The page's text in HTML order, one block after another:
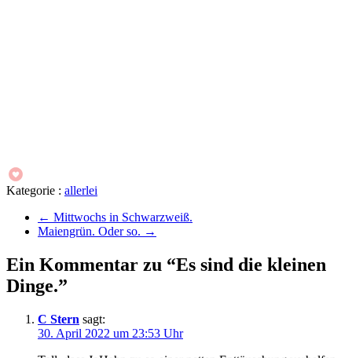
Kategorie : allerlei
← Mittwochs in Schwarzweiß.
Maiengrün. Oder so. →
Ein Kommentar zu “Es sind die kleinen
Dinge.”
C Stern sagt:
30. April 2022 um 23:53 Uhr